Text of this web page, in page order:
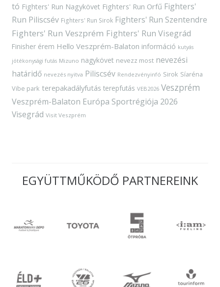
tó Fighters' Run Nagykövet Fighters' Run Orfű Fighters'
Run Piliscsév Fighters' Run Sirok Fighters' Run Szentendre
Fighters' Run Veszprém Fighters' Run Visegrád
Finisher érem Hello Veszprém-Balaton információ kutyás
jótékonysági futás Mizuno nagykövet nevezz most nevezési
határidő nevezés nyitva Piliscsév Rendezvényinfó Sirok Síaréna
Vibe park terepakadályfutás terepfutás VEB2026 Veszprém
Veszprém-Balaton Európa Sportrégiója 2026
Visegrád Visit Veszprém
EGYÜTTMŰKÖDŐ PARTNEREINK